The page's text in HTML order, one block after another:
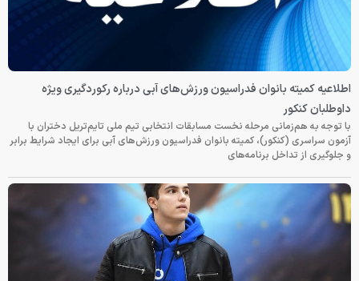
اطلاعیه کمیته بانوان فدراسیون ورزش‌های آبی درباره رکوردگیری ویژه
داوطلبان کنکور
با توجه به هم‌زمانی مرحله نخست مسابقات انتخابی تیم ملی تایم‌تریل دختران با
آزمون سراسری (کنکور)، کمیته بانوان فدراسیون ورزش‌های آبی برای ایجاد شرایط برابر
و جلوگیری از تداخل برنامه‌های